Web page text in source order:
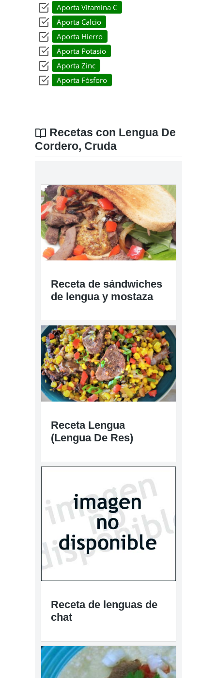
Aporta Vitamina C
Aporta Calcio
Aporta Hierro
Aporta Potasio
Aporta Zinc
Aporta Fósforo
Recetas con Lengua De
Cordero, Cruda
Receta de sándwiches
de lengua y mostaza
Receta Lengua
(Lengua De Res)
Receta de lenguas de
chat